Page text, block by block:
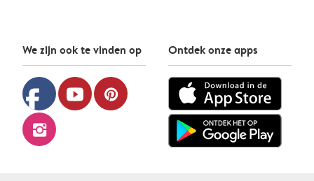
We zijn ook te vinden op
facebook youtube pinterest
instagram
Ontdek onze apps